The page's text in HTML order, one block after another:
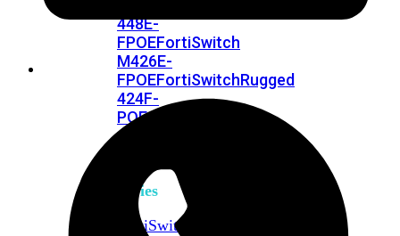
448E-
FPOEFortiSwitch
M426E-
FPOEFortiSwitchRugged
424F-
POE
Series
FortiSwitch